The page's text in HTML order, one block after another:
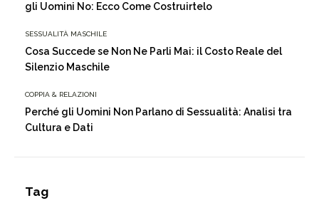
gli Uomini No: Ecco Come Costruirtelo
SESSUALITÀ MASCHILE
Cosa Succede se Non Ne Parli Mai: il Costo Reale del
Silenzio Maschile
COPPIA & RELAZIONI
Perché gli Uomini Non Parlano di Sessualità: Analisi tra
Cultura e Dati
Tag